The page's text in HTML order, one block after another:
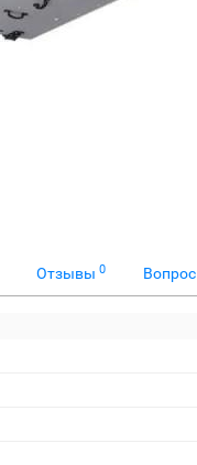
Отзывы 0